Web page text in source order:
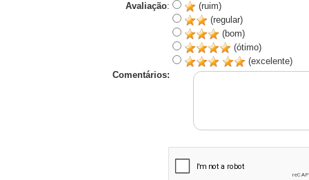
Avaliação:
(ruim)
(regular)
(bom)
(ótimo)
(excelente)
Comentários: